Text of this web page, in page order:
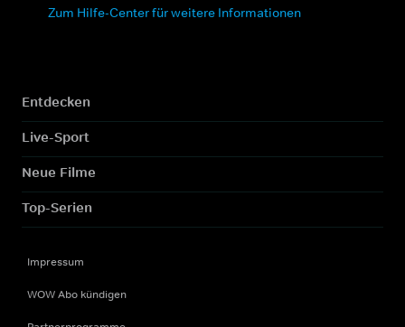
Zum Hilfe-Center für weitere Informationen
Entdecken
Live-Sport
Neue Filme
Top-Serien
Impressum
WOW Abo kündigen